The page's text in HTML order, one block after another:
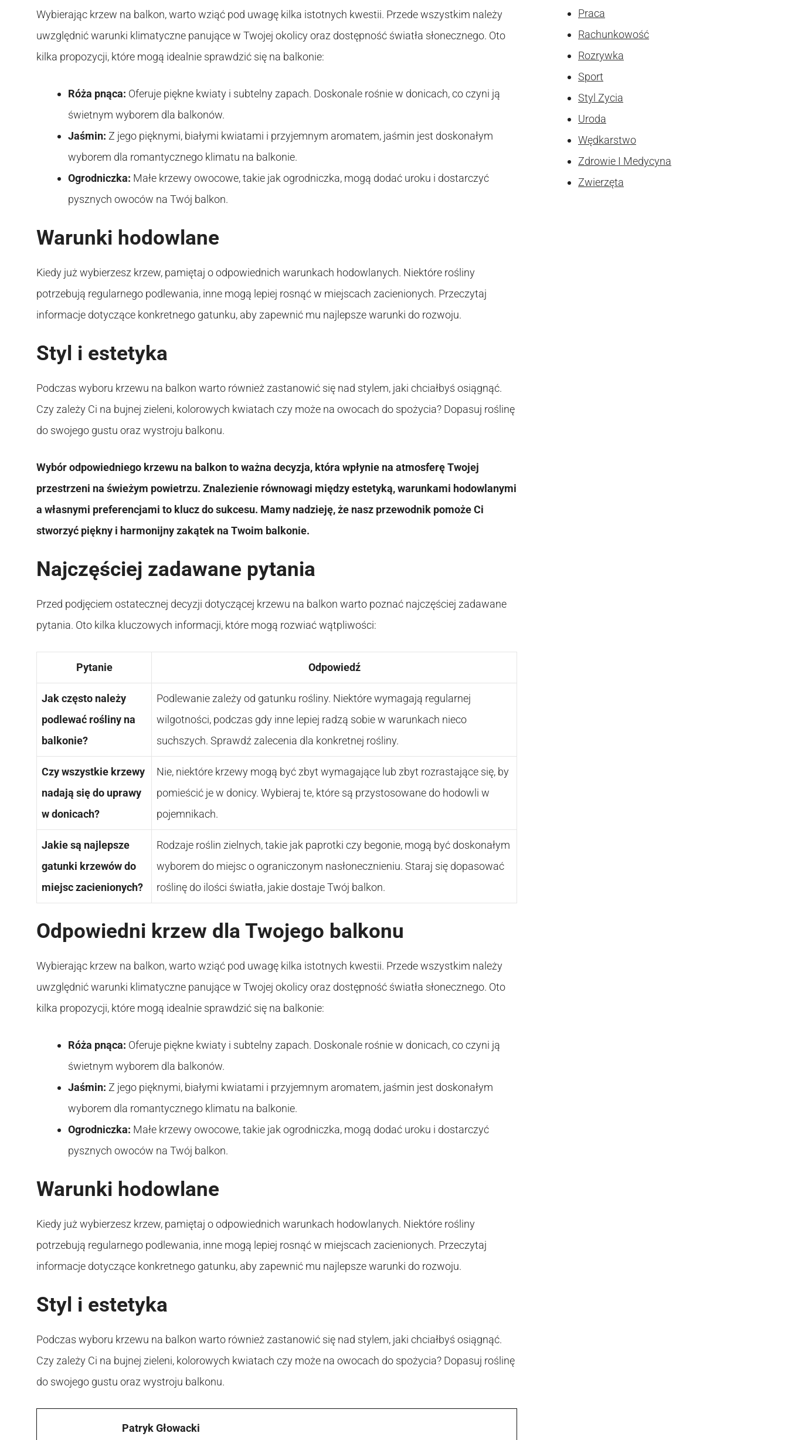
Wybierając krzew na balkon, warto wziąć pod uwagę kilka istotnych kwestii. Przede wszystkim należy
uwzględnić warunki klimatyczne panujące w Twojej okolicy oraz dostępność światła słonecznego. Oto
kilka propozycji, które mogą idealnie sprawdzić się na balkonie:
Róża pnąca: Oferuje piękne kwiaty i subtelny zapach. Doskonale rośnie w donicach, co czyni ją
świetnym wyborem dla balkonów.
Jaśmin: Z jego pięknymi, białymi kwiatami i przyjemnym aromatem, jaśmin jest doskonałym
wyborem dla romantycznego klimatu na balkonie.
Ogrodniczka: Małe krzewy owocowe, takie jak ogrodniczka, mogą dodać uroku i dostarczyć
pysznych owoców na Twój balkon.
Warunki hodowlane
Kiedy już wybierzesz krzew, pamiętaj o odpowiednich warunkach hodowlanych. Niektóre rośliny
potrzebują regularnego podlewania, inne mogą lepiej rosnąć w miejscach zacienionych. Przeczytaj
informacje dotyczące konkretnego gatunku, aby zapewnić mu najlepsze warunki do rozwoju.
Styl i estetyka
Podczas wyboru krzewu na balkon warto również zastanowić się nad stylem, jaki chciałbyś osiągnąć.
Czy zależy Ci na bujnej zieleni, kolorowych kwiatach czy może na owocach do spożycia? Dopasuj roślinę
do swojego gustu oraz wystroju balkonu.
Wybór odpowiedniego krzewu na balkon to ważna decyzja, która wpłynie na atmosferę Twojej
przestrzeni na świeżym powietrzu. Znalezienie równowagi między estetyką, warunkami hodowlanymi
a własnymi preferencjami to klucz do sukcesu. Mamy nadzieję, że nasz przewodnik pomoże Ci
stworzyć piękny i harmonijny zakątek na Twoim balkonie.
Najczęściej zadawane pytania
Przed podjęciem ostatecznej decyzji dotyczącej krzewu na balkon warto poznać najczęściej zadawane
pytania. Oto kilka kluczowych informacji, które mogą rozwiać wątpliwości:
Pytanie Odpowiedź
Jak często należy
podlewać rośliny na
balkonie?
Podlewanie zależy od gatunku rośliny. Niektóre wymagają regularnej
wilgotności, podczas gdy inne lepiej radzą sobie w warunkach nieco
suchszych. Sprawdź zalecenia dla konkretnej rośliny.
Czy wszystkie krzewy
nadają się do uprawy
w donicach?
Nie, niektóre krzewy mogą być zbyt wymagające lub zbyt rozrastające się, by
pomieścić je w donicy. Wybieraj te, które są przystosowane do hodowli w
pojemnikach.
Jakie są najlepsze
gatunki krzewów do
miejsc zacienionych?
Rodzaje roślin zielnych, takie jak paprotki czy begonie, mogą być doskonałym
wyborem do miejsc o ograniczonym nasłonecznieniu. Staraj się dopasować
roślinę do ilości światła, jakie dostaje Twój balkon.
Odpowiedni krzew dla Twojego balkonu
Wybierając krzew na balkon, warto wziąć pod uwagę kilka istotnych kwestii. Przede wszystkim należy
uwzględnić warunki klimatyczne panujące w Twojej okolicy oraz dostępność światła słonecznego. Oto
kilka propozycji, które mogą idealnie sprawdzić się na balkonie:
Róża pnąca: Oferuje piękne kwiaty i subtelny zapach. Doskonale rośnie w donicach, co czyni ją
świetnym wyborem dla balkonów.
Jaśmin: Z jego pięknymi, białymi kwiatami i przyjemnym aromatem, jaśmin jest doskonałym
wyborem dla romantycznego klimatu na balkonie.
Ogrodniczka: Małe krzewy owocowe, takie jak ogrodniczka, mogą dodać uroku i dostarczyć
pysznych owoców na Twój balkon.
Warunki hodowlane
Kiedy już wybierzesz krzew, pamiętaj o odpowiednich warunkach hodowlanych. Niektóre rośliny
potrzebują regularnego podlewania, inne mogą lepiej rosnąć w miejscach zacienionych. Przeczytaj
informacje dotyczące konkretnego gatunku, aby zapewnić mu najlepsze warunki do rozwoju.
Styl i estetyka
Podczas wyboru krzewu na balkon warto również zastanowić się nad stylem, jaki chciałbyś osiągnąć.
Czy zależy Ci na bujnej zieleni, kolorowych kwiatach czy może na owocach do spożycia? Dopasuj roślinę
do swojego gustu oraz wystroju balkonu.
Patryk Głowacki
Praca
Rachunkowość
Rozrywka
Sport
Styl Zycia
Uroda
Wędkarstwo
Zdrowie I Medycyna
Zwierzęta